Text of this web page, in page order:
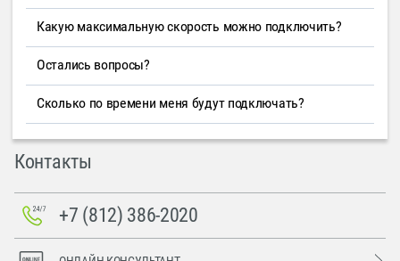
Какую максимальную скорость можно подключить?
Остались вопросы?
Сколько по времени меня будут подключать?
Контакты
+7 (812) 386-2020